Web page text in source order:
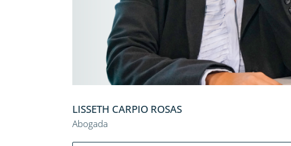
LISSETH CARPIO ROSAS
Abogada